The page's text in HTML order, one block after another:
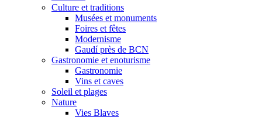
Culture et traditions
Musées et monuments
Foires et fêtes
Modernisme
Gaudí près de BCN
Gastronomie et enoturisme
Gastronomie
Vins et caves
Soleil et plages
Nature
Vies Blaves